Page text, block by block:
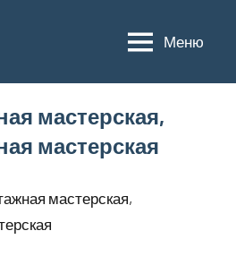
Меню
мастерская,
мастерская
мастерская,